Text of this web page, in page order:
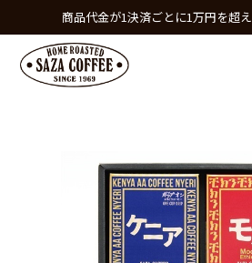
商品代金が1決済ごとに1万円を超